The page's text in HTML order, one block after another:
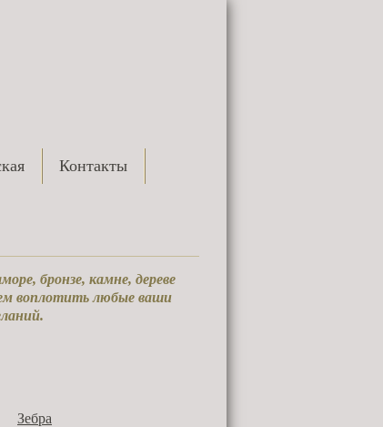
Контакты
бронзе, камне, дереве
воплотить любые ваши
Зебра